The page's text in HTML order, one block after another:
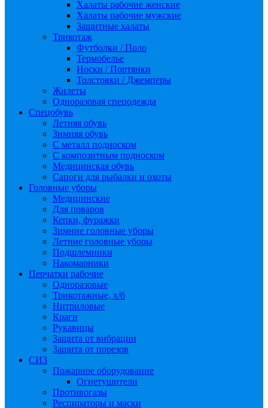
Халаты рабочие женские
Халаты рабочие мужские
Защитные халаты
Трикотаж
Футболки / Поло
Термобелье
Носки / Портянки
Толстовки / Джемперы
Жилеты
Одноразовая спецодежда
Спецобувь
Летняя обувь
Зимняя обувь
С металл подноском
С композитным подноском
Медицинская обувь
Сапоги для рыбалки и охоты
Головные уборы
Медицинские
Для поваров
Кепки, фуражки
Зимние головные уборы
Летние головные уборы
Подшлемники
Накомарники
Перчатки рабочие
Одноразовые
Трикотажные, х/б
Нитриловые
Краги
Рукавицы
Защита от вибрации
Защита от порезов
СИЗ
Пожарное оборудование
Огнетушители
Противогазы
Респираторы и маски